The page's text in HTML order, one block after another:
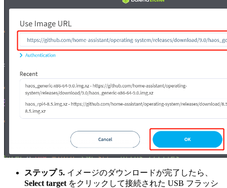
ステップ 5. イメージのダウンロードが完了したら、
Select target をクリックして接続された USB フラッシ